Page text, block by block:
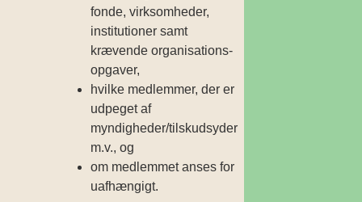
fonde, virksomheder,
institutioner samt
krævende organisations­
opgaver,
hvilke medlemmer, der er
udpeget af
myndigheder/tilskudsyder
m.v., og
om medlemmet anses for
uafhængigt.